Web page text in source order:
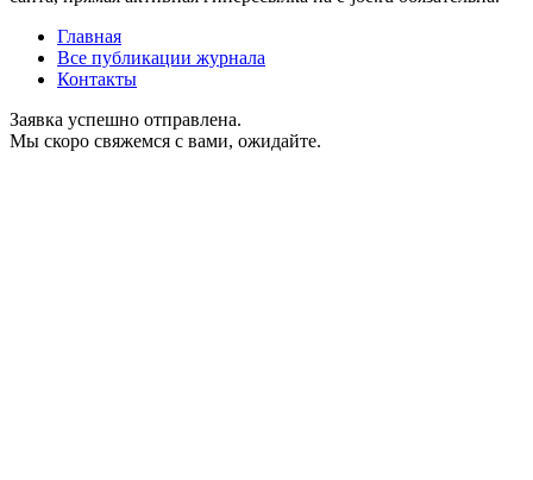
Главная
Все публикации журнала
Контакты
Заявка успешно отправлена.
Мы скоро свяжемся с вами, ожидайте.